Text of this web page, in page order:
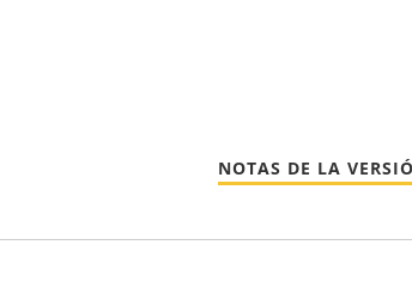
NOTAS DE LA